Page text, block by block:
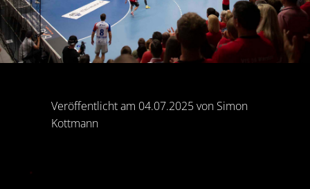
Veröffentlicht am 04.07.2025 von Simon
Kottmann